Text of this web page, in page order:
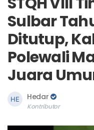
Sulbar
Ditutup,
Polewali
Juara
Hedar
Kontributor